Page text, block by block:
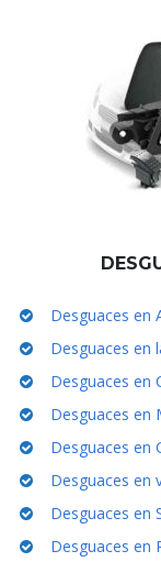
Desguaces en
Desguaces en
Desguaces en
Desguaces en
Desguaces en
Desguaces en
Desguaces en
Desguaces en